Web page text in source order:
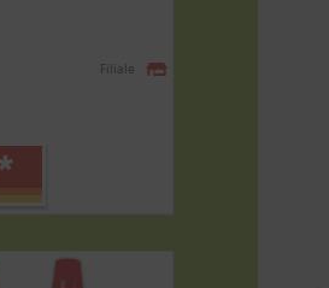
Filiale